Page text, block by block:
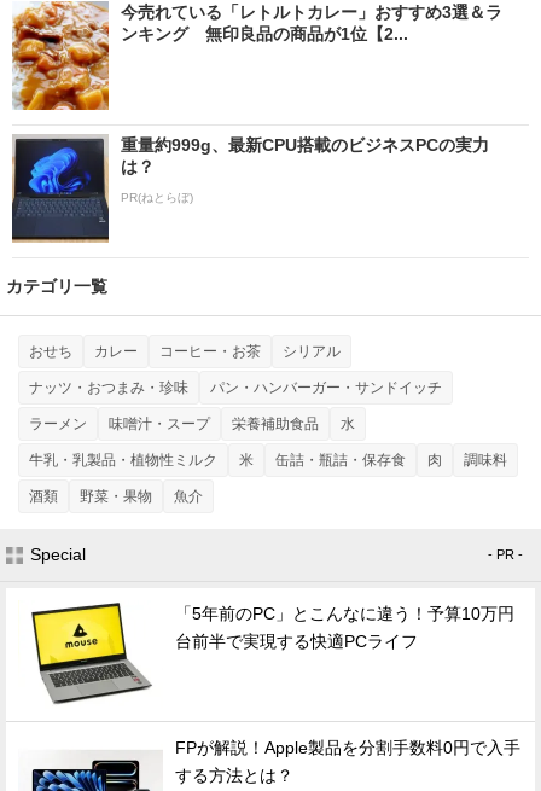
今売れている「レトルトカレー」おすすめ3選＆ラ
ンキング 無印良品の商品が1位【2...
重量約999g、最新CPU搭載のビジネスPCの実力
は？
PR(ねとらぼ)
カテゴリ一覧
おせち カレー コーヒー・お茶 シリアル
ナッツ・おつまみ・珍味 パン・ハンバーガー・サンドイッチ
ラーメン 味噌汁・スープ 栄養補助食品 水
牛乳・乳製品・植物性ミルク 米 缶詰・瓶詰・保存食 肉 調味料
酒類 野菜・果物 魚介
Special - PR -
「5年前のPC」とこんなに違う！予算10万円
台前半で実現する快適PCライフ
FPが解説！Apple製品を分割手数料0円で入手
する方法とは？